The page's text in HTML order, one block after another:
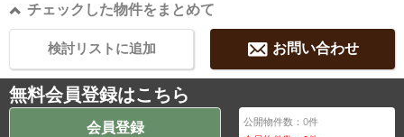
チェックした物件をまとめて
お問い合わせ
検討リストに追加
無料会員登録はこちら
会員登録 公開物件数：0件